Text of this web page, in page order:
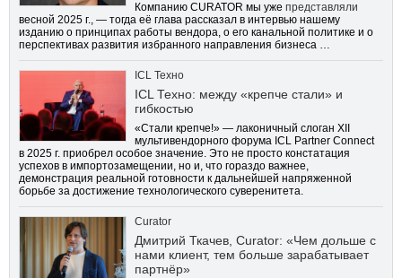
Компанию CURATOR мы уже представляли
весной 2025 г., — тогда её глава рассказал в интервью нашему
изданию о принципах работы вендора, о его канальной политике и о
перспективах развития избранного направления бизнеса …
ICL Техно
ICL Техно: между «крепче стали» и
гибкостью
«Стали крепче!» — лаконичный слоган XII
мультивендорного форума ICL Partner Connect
в 2025 г. приобрел особое значение. Это не просто констатация
успехов в импортозамещении, но и, что гораздо важнее,
демонстрация реальной готовности к дальнейшей напряженной
борьбе за достижение технологического суверенитета.
Curator
Дмитрий Ткачев, Curator: «Чем дольше с
нами клиент, тем больше зарабатывает
партнёр»